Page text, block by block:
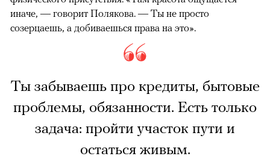
иначе, — говорит Полякова. — Ты не просто
созерцаешь, а добиваешься права на это».
Ты забываешь про кредиты, бытовые
проблемы, обязанности. Есть только
задача: пройти участок пути и
остаться живым.